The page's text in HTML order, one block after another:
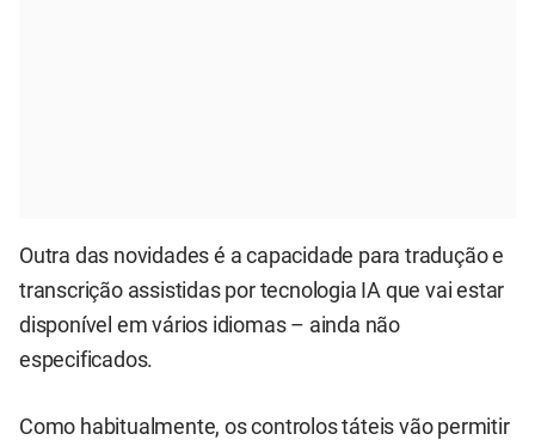
Outra das novidades é a capacidade para tradução e
transcrição assistidas por tecnologia IA que vai estar
disponível em vários idiomas – ainda não
especificados.
Como habitualmente, os controlos táteis vão permitir